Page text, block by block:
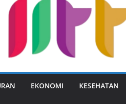
EKONOMI KESEHATAN